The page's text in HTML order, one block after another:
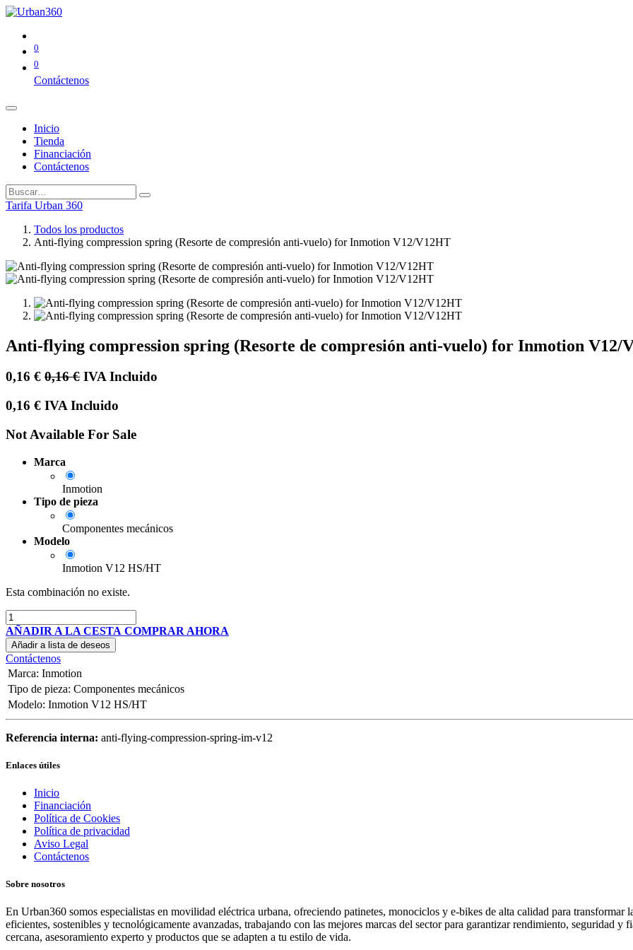
0
0
Contáctenos
Inicio
Tienda
Financiación
Contáctenos
Tarifa Urban 360
Todos los productos
Anti-flying compression spring (Resorte de compresión anti-vuelo) for Inmotion V12/V12HT
Anti-flying compression spring (Resorte de compresión anti-vuelo) for Inmotion V12/
0,16 € 0,16€ IVA Incluido
0,16 € IVA Incluido
Not Available For Sale
Marca
Inmotion
Tipo de pieza
Componentes mecánicos
Modelo
Inmotion V12 HS/HT
Esta combinación no existe.
AÑADIR A LA CESTA COMPRAR AHORA
Añadir a lista de deseos
Contáctenos
Marca: Inmotion
Tipo de pieza: Componentes mecánicos
Modelo: Inmotion V12 HS/HT
Referencia interna: anti-flying-compression-spring-im-v12
Enlaces útiles
Inicio
Financiación
Política de Cookies
Política de privacidad
Aviso Legal
Contáctenos
Sobre nosotros
En Urban360 somos especialistas en movilidad eléctrica urbana, ofreciendo patinetes, monociclos y e-bikes de alta calidad para
eficientes, sostenibles y tecnológicamente avanzadas, trabajando con las mejores marcas del sector para garantizar rendimiento, seguridad
cercana, asesoramiento experto y productos que se adapten a tu estilo de vida.